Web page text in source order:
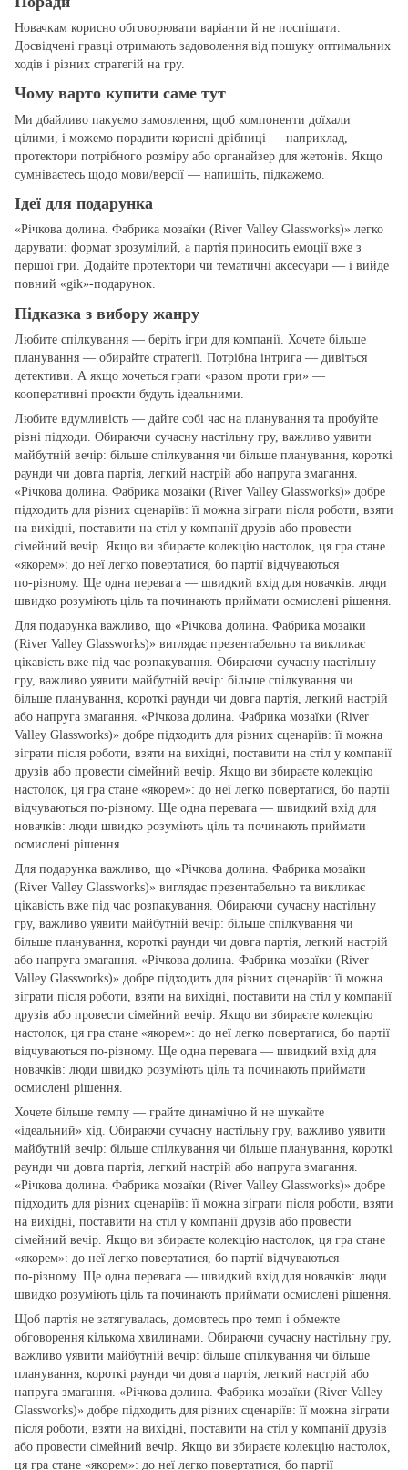
Новачкам корисно обговорювати варіанти й не поспішати.
Досвідчені гравці отримають задоволення від пошуку оптимальних
ходів і різних стратегій на гру.
Чому варто купити саме тут
Ми дбайливо пакуємо замовлення, щоб компоненти доїхали
цілими, і можемо порадити корисні дрібниці — наприклад,
протектори потрібного розміру або органайзер для жетонів. Якщо
сумніваєтесь щодо мови/версії — напишіть, підкажемо.
Ідеї для подарунка
«Річкова долина. Фабрика мозаїки (River Valley Glassworks)» легко
дарувати: формат зрозумілий, а партія приносить емоції вже з
першої гри. Додайте протектори чи тематичні аксесуари — і вийде
повний «gіk»‑подарунок.
Підказка з вибору жанру
Любите спілкування — беріть ігри для компанії. Хочете більше
планування — обирайте стратегії. Потрібна інтрига — дивіться
детективи. А якщо хочеться грати «разом проти гри» —
кооперативні проєкти будуть ідеальними.
Любите вдумливість — дайте собі час на планування та пробуйте
різні підходи. Обираючи сучасну настільну гру, важливо уявити
майбутній вечір: більше спілкування чи більше планування, короткі
раунди чи довга партія, легкий настрій або напруга змагання.
«Річкова долина. Фабрика мозаїки (River Valley Glassworks)» добре
підходить для різних сценаріїв: її можна зіграти після роботи, взяти
на вихідні, поставити на стіл у компанії друзів або провести
сімейний вечір. Якщо ви збираєте колекцію настолок, ця гра стане
«якорем»: до неї легко повертатися, бо партії відчуваються
по‑різному. Ще одна перевага — швидкий вхід для новачків: люди
швидко розуміють ціль та починають приймати осмислені рішення.
Для подарунка важливо, що «Річкова долина. Фабрика мозаїки
(River Valley Glassworks)» виглядає презентабельно та викликає
цікавість вже під час розпакування. Обираючи сучасну настільну
гру, важливо уявити майбутній вечір: більше спілкування чи
більше планування, короткі раунди чи довга партія, легкий настрій
або напруга змагання. «Річкова долина. Фабрика мозаїки (River
Valley Glassworks)» добре підходить для різних сценаріїв: її можна
зіграти після роботи, взяти на вихідні, поставити на стіл у компанії
друзів або провести сімейний вечір. Якщо ви збираєте колекцію
настолок, ця гра стане «якорем»: до неї легко повертатися, бо партії
відчуваються по‑різному. Ще одна перевага — швидкий вхід для
новачків: люди швидко розуміють ціль та починають приймати
осмислені рішення.
Для подарунка важливо, що «Річкова долина. Фабрика мозаїки
(River Valley Glassworks)» виглядає презентабельно та викликає
цікавість вже під час розпакування. Обираючи сучасну настільну
гру, важливо уявити майбутній вечір: більше спілкування чи
більше планування, короткі раунди чи довга партія, легкий настрій
або напруга змагання. «Річкова долина. Фабрика мозаїки (River
Valley Glassworks)» добре підходить для різних сценаріїв: її можна
зіграти після роботи, взяти на вихідні, поставити на стіл у компанії
друзів або провести сімейний вечір. Якщо ви збираєте колекцію
настолок, ця гра стане «якорем»: до неї легко повертатися, бо партії
відчуваються по‑різному. Ще одна перевага — швидкий вхід для
новачків: люди швидко розуміють ціль та починають приймати
осмислені рішення.
Хочете більше темпу — грайте динамічно й не шукайте
«ідеальний» хід. Обираючи сучасну настільну гру, важливо уявити
майбутній вечір: більше спілкування чи більше планування, короткі
раунди чи довга партія, легкий настрій або напруга змагання.
«Річкова долина. Фабрика мозаїки (River Valley Glassworks)» добре
підходить для різних сценаріїв: її можна зіграти після роботи, взяти
на вихідні, поставити на стіл у компанії друзів або провести
сімейний вечір. Якщо ви збираєте колекцію настолок, ця гра стане
«якорем»: до неї легко повертатися, бо партії відчуваються
по‑різному. Ще одна перевага — швидкий вхід для новачків: люди
швидко розуміють ціль та починають приймати осмислені рішення.
Щоб партія не затягувалась, домовтесь про темп і обмежте
обговорення кількома хвилинами. Обираючи сучасну настільну гру,
важливо уявити майбутній вечір: більше спілкування чи більше
планування, короткі раунди чи довга партія, легкий настрій або
напруга змагання. «Річкова долина. Фабрика мозаїки (River Valley
Glassworks)» добре підходить для різних сценаріїв: її можна зіграти
після роботи, взяти на вихідні, поставити на стіл у компанії друзів
або провести сімейний вечір. Якщо ви збираєте колекцію настолок,
ця гра стане «якорем»: до неї легко повертатися, бо партії